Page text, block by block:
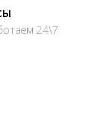
24\7